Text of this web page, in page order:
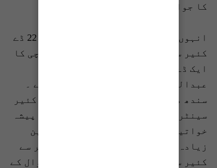
کا جواب دے رہی تھیں۔
انہوں نے بتایا کہ سندھ میں اس وقت 22 ڈے
کئیر سنٹر بنے ہوئے ہیں جن میں کراچی کا
ایک ڈے کئیر سنٹر بھی شامل ہے جو
عبداللہ ہارون روڈ پر کام کر رہا ہے ۔
سندھ میں ایک ماہ کے دوران مزید ڈے کئیر
سینٹر بنائیں جائیں گے تاکہ ملازمت پیشہ
خواتین کو سہولت ہو۔ جہاں پر خواتین
زیادہ تعداد میں کام کرتی اس جگہ پر سے
کئیر سینٹر بنائے جاتے ہیں ۔ایک سوال کے